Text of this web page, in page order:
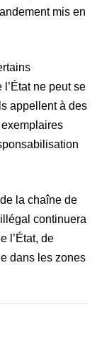
mis en
ne peut se
appellent à des
la chaîne de
continuera
l’État, de
dans les zones